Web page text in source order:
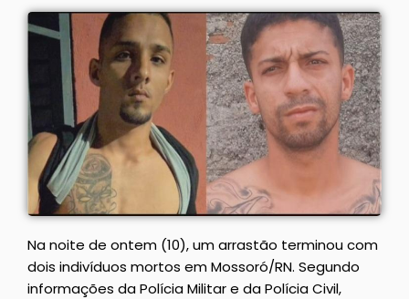
Na noite de ontem (10), um arrastão terminou com
dois indivíduos mortos em Mossoró/RN. Segundo
informações da Polícia Militar e da Polícia Civil,